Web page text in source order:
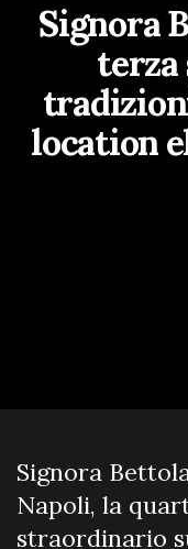
Signora
terza
location
Signora
Napoli, la
straordinario